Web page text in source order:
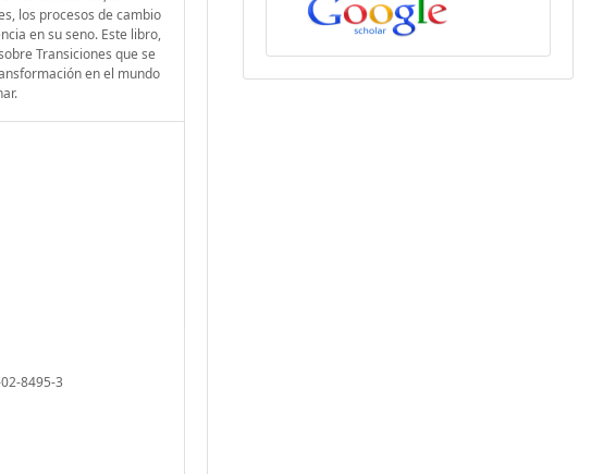
los procesos de cambio
en su seno. Este libro,
Transiciones que se
en el mundo
8495-3